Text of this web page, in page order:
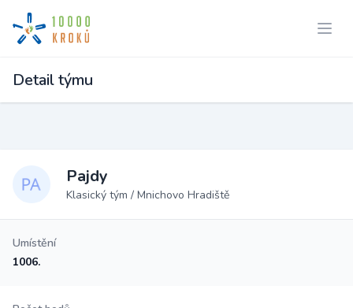
Detail týmu
Pajdy
Klasický tým / Mnichovo Hradiště
Umístění
1006.